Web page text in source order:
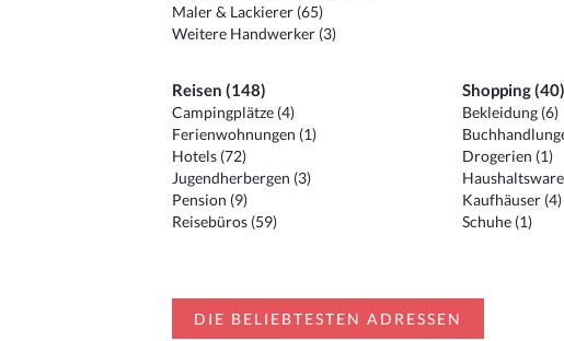
Maler & Lackierer (65)
Weitere Handwerker (3)
Reisen (148)
Campingplätze (4)
Ferienwohnungen (1)
Hotels (72)
Jugendherbergen (3)
Pension (9)
Reisebüros (59)
Shopping (40)
Bekleidung (6)
Drogerien (1)
Kaufhäuser (4)
Schuhe (1)
DIE BELIEBTESTEN ADRESSEN